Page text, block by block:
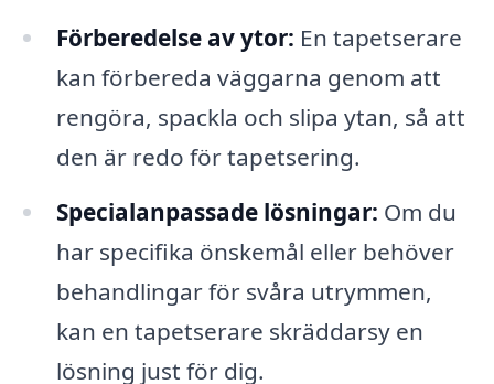
Förberedelse av ytor: En tapetserare
kan förbereda väggarna genom att
rengöra, spackla och slipa ytan, så att
den är redo för tapetsering.
Specialanpassade lösningar: Om du
har specifika önskemål eller behöver
behandlingar för svåra utrymmen,
kan en tapetserare skräddarsy en
lösning just för dig.